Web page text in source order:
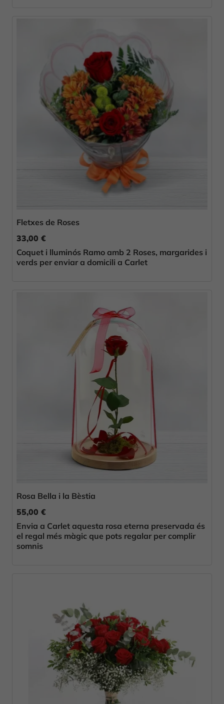
Fletxes de Roses
33,00 €
Coquet i lluminós Ramo amb 2 Roses, margarides i
verds per enviar a domicili a Carlet
Rosa Bella i la Bèstia
55,00 €
Envia a Carlet aquesta rosa eterna preservada és
el regal més màgic que pots regalar per complir
somnis